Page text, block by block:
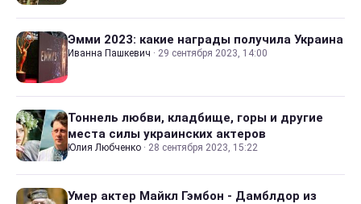
Эмми 2023: какие награды получила Украина
Иванна Пашкевич · 29 сентября 2023, 14:00
Тоннель любви, кладбище, горы и другие
места силы украинских актеров
Юлия Любченко · 28 сентября 2023, 15:22
Умер актер Майкл Гэмбон - Дамблдор из